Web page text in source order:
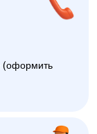
(оформить